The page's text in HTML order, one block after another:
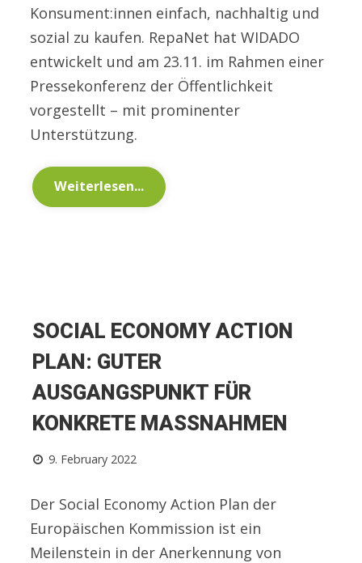
Konsument:innen einfach, nachhaltig und
sozial zu kaufen. RepaNet hat WIDADO
entwickelt und am 23.11. im Rahmen einer
Pressekonferenz der Öffentlichkeit
vorgestellt – mit prominenter
Unterstützung.
Weiterlesen...
SOCIAL ECONOMY ACTION
PLAN: GUTER
AUSGANGSPUNKT FÜR
KONKRETE MASSNAHMEN
9. February 2022
Der Social Economy Action Plan der
Europäischen Kommission ist ein
Meilenstein in der Anerkennung von